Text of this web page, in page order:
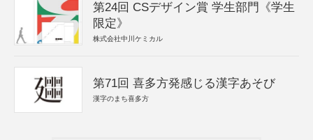
第24回 CSデザイン賞 学生部門《学生
限定》
株式会社中川ケミカル
第71回 喜多方発感じる漢字あそび
漢字のまち喜多方